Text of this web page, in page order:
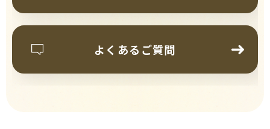
よくあるご質問